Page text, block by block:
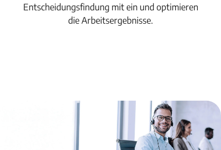
Entscheidungsfindung mit ein und optimieren
die Arbeitsergebnisse.